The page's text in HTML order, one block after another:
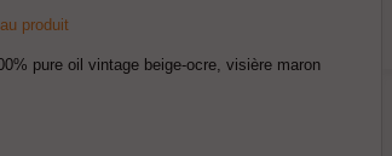
produit
pure oil vintage beige-ocre, visière maron